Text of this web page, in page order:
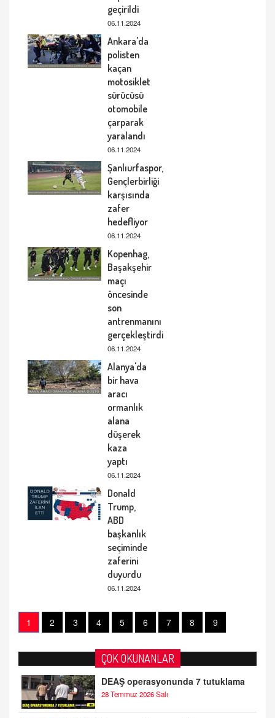
geçirildi
06.11.2024
Ankara'da
polisten
kaçan
motosiklet
sürücüsü
otomobile
çarparak
yaralandı
06.11.2024
Şanlıurfaspor,
Gençlerbirliği
karşısında
zafer
hedefliyor
06.11.2024
Kopenhag,
Başakşehir
maçı
öncesinde
son
antrenmanını
gerçekleştirdi
06.11.2024
Alanya'da
bir hava
aracı
ormanlık
alana
düşerek
kaza
yaptı
06.11.2024
Donald
Trump,
ABD
başkanlık
seçiminde
zaferini
duyurdu
06.11.2024
1 2 3 4 5 6 7 8 9
ÇOK OKUNANLAR
DEAŞ operasyonunda 7 tutuklama
28 Temmuz 2026 Salı